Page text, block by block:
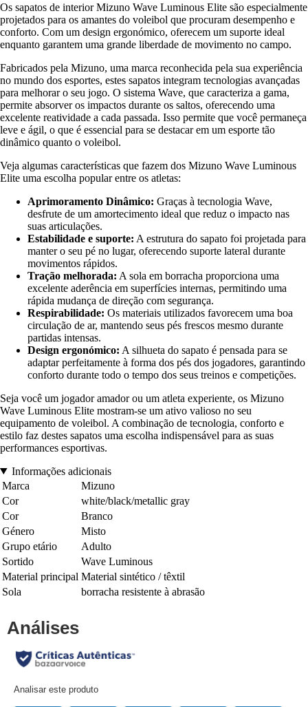
Os sapatos de interior Mizuno Wave Luminous Elite são especialmente
projetados para os amantes do voleibol que procuram desempenho e
conforto. Com um design ergonómico, oferecem um suporte ideal
enquanto garantem uma grande liberdade de movimento no campo.
Fabricados pela Mizuno, uma marca reconhecida pela sua experiência
no mundo dos esportes, estes sapatos integram tecnologias avançadas
para melhorar o seu jogo. O sistema Wave, que caracteriza a gama,
permite absorver os impactos durante os saltos, oferecendo uma
excelente reatividade a cada passada. Isso permite que você permaneça
leve e ágil, o que é essencial para se destacar em um esporte tão
dinâmico quanto o voleibol.
Veja algumas características que fazem dos Mizuno Wave Luminous
Elite uma escolha popular entre os atletas:
Aprimoramento Dinâmico: Graças à tecnologia Wave,
desfrute de um amortecimento ideal que reduz o impacto nas
suas articulações.
Estabilidade e suporte: A estrutura do sapato foi projetada para
manter o seu pé no lugar, oferecendo suporte lateral durante
movimentos rápidos.
Tração melhorada: A sola em borracha proporciona uma
excelente aderência em superfícies internas, permitindo uma
rápida mudança de direção com segurança.
Respirabilidade: Os materiais utilizados favorecem uma boa
circulação de ar, mantendo seus pés frescos mesmo durante
partidas intensas.
Design ergonómico: A silhueta do sapato é pensada para se
adaptar perfeitamente à forma dos pés dos jogadores, garantindo
conforto durante todo o tempo dos seus treinos e competições.
Seja você um jogador amador ou um atleta experiente, os Mizuno
Wave Luminous Elite mostram-se um ativo valioso no seu
equipamento de voleibol. A combinação de tecnologia, conforto e
estilo faz destes sapatos uma escolha indispensável para as suas
performances esportivas.
Informações adicionais
Marca
Mizuno
Cor
white/black/metallic gray
Cor
Branco
Género
Misto
Grupo etário
Adulto
Sortido
Wave Luminous
Material principal Material sintético / têxtil
Sola
borracha resistente à abrasão